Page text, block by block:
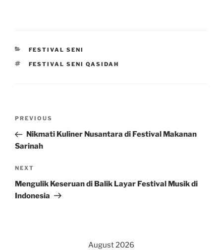
CATEGORIES
FESTIVAL SENI
TAGS
FESTIVAL SENI QASIDAH
Previous
Post
PREVIOUS
Nikmati Kuliner Nusantara di Festival Makanan
Sarinah
Next
Post
NEXT
Mengulik Keseruan di Balik Layar Festival Musik di
Indonesia
August 2026